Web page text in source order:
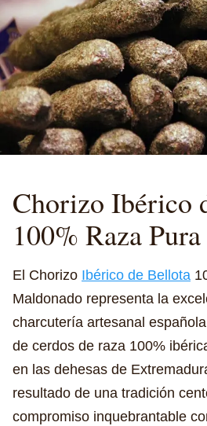
Chorizo Ibérico
100% Raza
El Chorizo Ibérico de Bellota
Maldonado representa la
charcutería artesanal
de cerdos de raza 100%
en las dehesas de
resultado de una tradición
compromiso inquebrantable